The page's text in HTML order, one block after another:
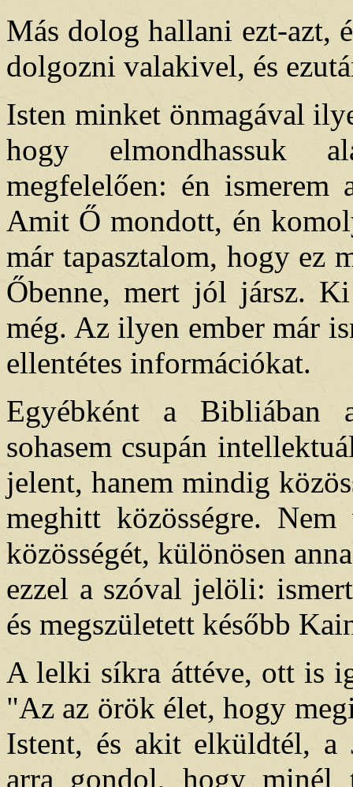
Más dolog hallani ezt-azt,
dolgozni valakivel, és
Isten minket önmagával
hogy elmondhassuk
megfelelően: én ismerem
Amit Ő mondott, én
már tapasztalom, hogy ez
Őbenne, mert jól jársz.
még. Az ilyen ember már
ellentétes információkat.
Egyébként a Bibliában
sohasem csupán
jelent, hanem mindig
meghitt közösségre.
közösségét, különösen
ezzel a szóval jelöli:
és megszületett később
A lelki síkra áttéve, ott is
"Az az örök élet, hogy
Istent, és akit elküldtél, a
arra gondol, hogy minél